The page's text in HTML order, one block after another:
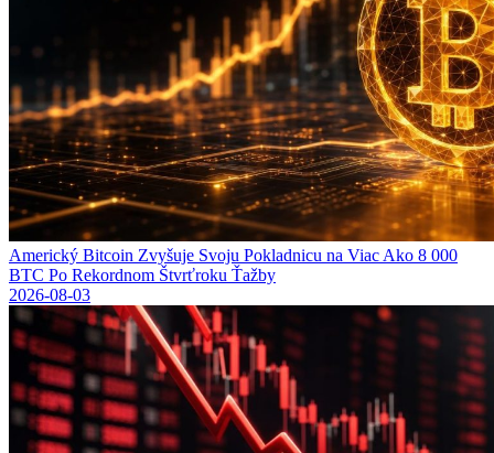
Americký Bitcoin Zvyšuje Svoju Pokladnicu na Viac Ako 8 000
BTC Po Rekordnom Štvrťroku Ťažby
2026-08-03